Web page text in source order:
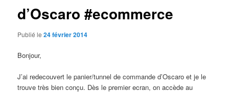
d’Oscaro #ecommerce
Publié le24 février 2014
Bonjour,
J’ai redecouvert le panier/tunnel de commande d’Oscaro et je le
trouve très bien conçu. Dès le premier ecran, on accède au